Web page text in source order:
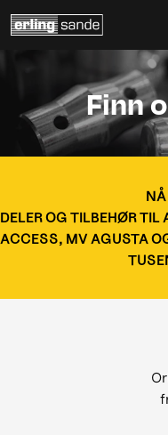
Finn
DELER OG TILBEHØR
ACCESS, MV AGUSTA